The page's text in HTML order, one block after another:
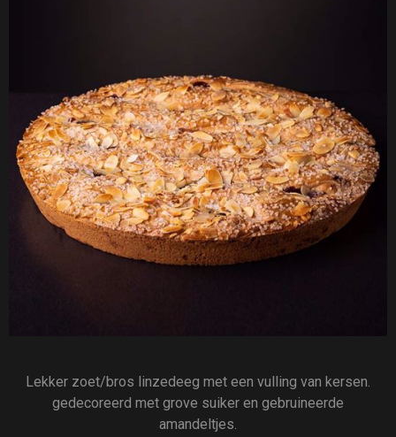
Lekker zoet/bros linzedeeg met een vulling van kersen.
gedecoreerd met grove suiker en gebruineerde
amandeltjes.